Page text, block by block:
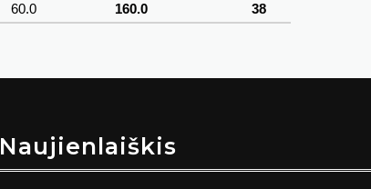
60.0 160.0 38
Naujienlaiškis